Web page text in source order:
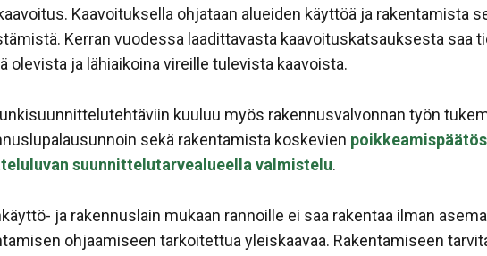
Kaavoituksella ohjataan alueiden käyttöä ja rakentamista
Kerran vuodessa laadittavasta kaavoituskatsauksesta saa
olevista ja lähiaikoina vireille tulevista kaavoista.
kuuluu myös rakennusvalvonnan työn
sekä rakentamista koskevien
suunnittelutarvealueella valmistelu.
ja rakennuslain mukaan rannoille ei saa rakentaa ilman
ohjaamiseen tarkoitettua yleiskaavaa. Rakentamiseen